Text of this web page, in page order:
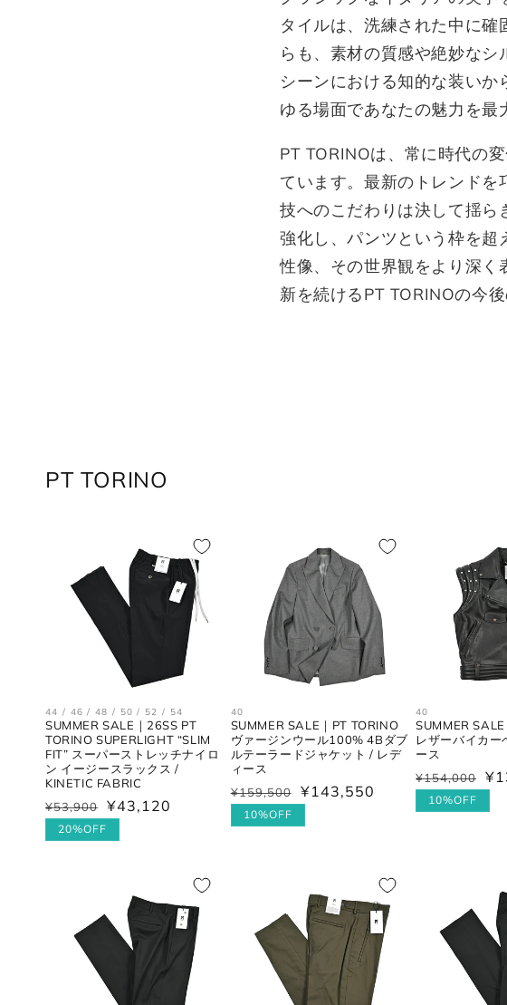
タイルは、洗練された中に
らも、素材の質感や絶妙な
シーンにおける知的な装い
ゆる場面であなたの魅力を最
PT TORINOは、常に時代の
ています。最新のトレンドを
技へのこだわりは決して揺ら
強化し、パンツという枠を超
性像、その世界観をより深
新を続けるPT TORINOの今
PT TORINO
44 / 46 / 48 / 50 / 52 / 54
SUMMER SALE｜26SS PT
TORINO SUPERLIGHT “SLIM
FIT” スーパーストレッチナイロ
ン イージースラックス /
KINETIC FABRIC
通
常
¥53,900
セ
ー
¥43,120
20%OFF
40
SUMMER SALE｜PT TORINO
ヴァージンウール100% 4Bダブ
ルテーラードジャケット / レデ
ィース
通
常
¥159,500
セ
ー
¥143,550
10%OFF
40
SUMMER
レザーバイカー
ース
通
常
¥154,000
セ
ー10%OFF